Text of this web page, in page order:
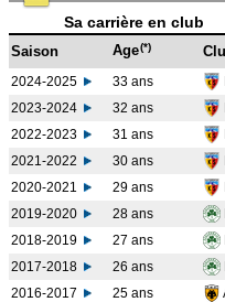
Sa carrière en club
Saison Age(*)
2024-2025 33 ans
2023-2024
32 ans
2022-2023
31 ans
2021-2022
30 ans
2020-2021
29 ans
2019-2020
28 ans
2018-2019
27 ans
2017-2018
26 ans
2016-2017
25 ans